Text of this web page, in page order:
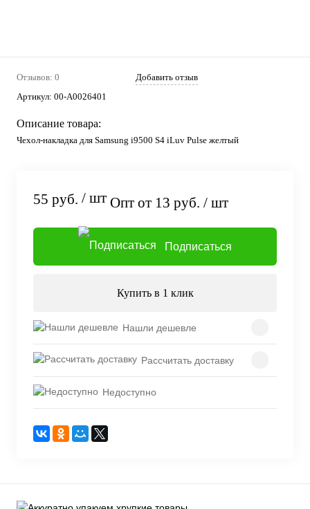
Отзывов: 0
Добавить отзыв
Артикул: 00-А0026401
Описание товара:
Чехол-накладка для Samsung i9500 S4 iLuv Pulse желтый
55 руб. / шт Опт от 13 руб. / шт
Подписаться
Купить в 1 клик
Нашли дешевле
Рассчитать доставку
Недоступно